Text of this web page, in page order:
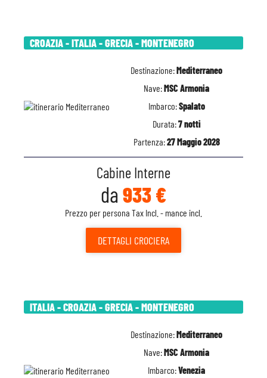
CROAZIA - ITALIA - GRECIA - MONTENEGRO
Destinazione:Mediterraneo
Nave:MSC Armonia
Imbarco:Spalato
Durata:7 notti
Partenza:27 Maggio 2028
Cabine Interne
da 933 €
Prezzo per persona Tax Incl. - mance incl.
DETTAGLI CROCIERA
ITALIA - CROAZIA - GRECIA - MONTENEGRO
Destinazione:Mediterraneo
Nave:MSC Armonia
Imbarco:Venezia